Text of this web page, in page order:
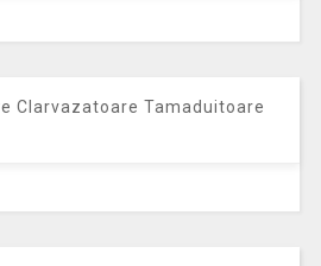
Clarvazatoare Tamaduitoare